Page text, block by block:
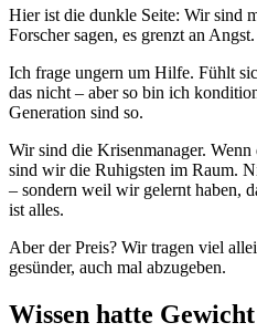
Hier ist die dunkle Seite: Wir sind
Forscher sagen, es grenzt an
Ich frage ungern um Hilfe. Fühlt
das nicht – aber so bin ich
Generation sind so.
Wir sind die Krisenmanager.
sind wir die Ruhigsten im Raum.
– sondern weil wir gelernt haben,
ist alles.
Aber der Preis? Wir tragen viel
gesünder, auch mal abzugeben.
Wissen hatte